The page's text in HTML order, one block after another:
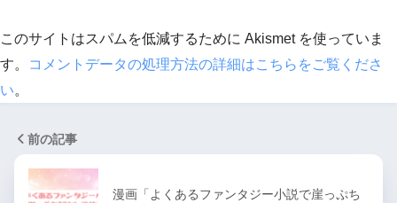
このサイトはスパムを低減するために Akismet を使っていま
す。
コメントデータの処理方法の詳細はこちらをご覧くださ
い。
前の記事
漫画「よくあるファンタジー小説で崖っぷち